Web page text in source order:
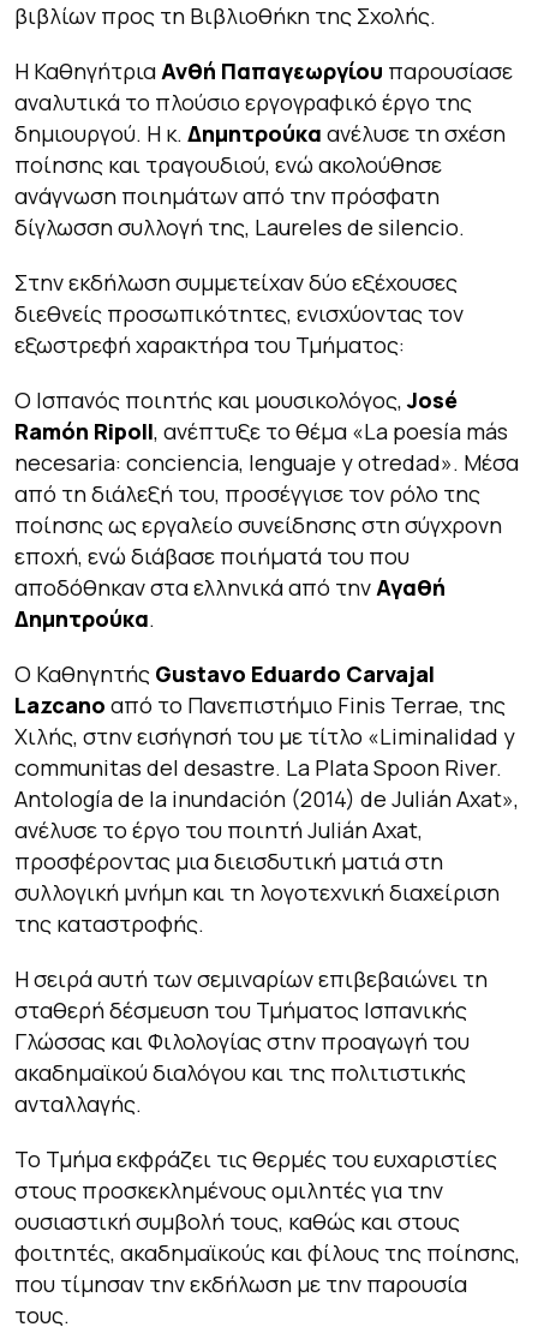
βιβλίων προς τη Βιβλιοθήκη της Σχολής.
Η ΚαθηγήτριαΑνθή Παπαγεωργίου παρουσίασε
αναλυτικά το πλούσιο εργογραφικό έργο της
δημιουργού. Η κ. Δημητρούκα ανέλυσε τη σχέση
ποίησης και τραγουδιού, ενώ ακολούθησε
ανάγνωση ποιημάτων από την πρόσφατη
δίγλωσση συλλογή της, Laureles de silencio.
Στην εκδήλωση συμμετείχαν δύο εξέχουσες
διεθνείς προσωπικότητες, ενισχύοντας τον
εξωστρεφή χαρακτήρα του Τμήματος:
Ο Ισπανός ποιητής και μουσικολόγος,José
Ramón Ripoll, ανέπτυξε το θέμα «La poesía más
necesaria: conciencia, lenguaje y otredad». Μέσα
από τη διάλεξή του, προσέγγισε τον ρόλο της
ποίησης ως εργαλείο συνείδησης στη σύγχρονη
εποχή, ενώ διάβασε ποιήματά του που
αποδόθηκαν στα ελληνικά από τηνΑγαθή
Δημητρούκα.
Ο Καθηγητής Gustavo Eduardo Carvajal
Lazcano από το Πανεπιστήμιο Finis Terrae, της
Χιλής, στην εισήγησή του με τίτλο «Liminalidad y
communitas del desastre. La Plata Spoon River.
Antología de la inundación (2014) de Julián Axat»,
ανέλυσε το έργο του ποιητή Julián Axat,
προσφέροντας μια διεισδυτική ματιά στη
συλλογική μνήμη και τη λογοτεχνική διαχείριση
της καταστροφής.
Η σειρά αυτή των σεμιναρίων επιβεβαιώνει τη
σταθερή δέσμευση του Τμήματος Ισπανικής
Γλώσσας και Φιλολογίας στην προαγωγή του
ακαδημαϊκού διαλόγου και της πολιτιστικής
ανταλλαγής.
Το Τμήμα εκφράζει τις θερμές του ευχαριστίες
στους προσκεκλημένους ομιλητές για την
ουσιαστική συμβολή τους, καθώς και στους
φοιτητές, ακαδημαϊκούς και φίλους της ποίησης,
που τίμησαν την εκδήλωση με την παρουσία
τους.